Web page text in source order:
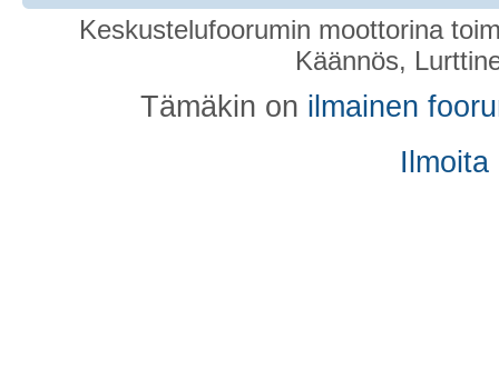
Keskustelufoorumin moottorina
Käännös,
Tämäkin on ilmainen